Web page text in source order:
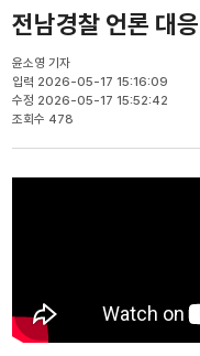
전남경찰 언론 대
윤소영 기자
입력 2026-05-17 15:16:09
수정 2026-05-17 15:52:42
조회수 478